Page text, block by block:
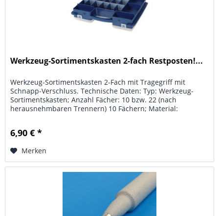
Werkzeug-Sortimentskasten 2-fach Restposten!...
Werkzeug-Sortimentskasten 2-Fach mit Tragegriff mit
Schnapp-Verschluss. Technische Daten: Typ: Werkzeug-
Sortimentskasten; Anzahl Fächer: 10 bzw. 22 (nach
herausnehmbaren Trennern) 10 Fächern; Material:
6,90 € *
Merken